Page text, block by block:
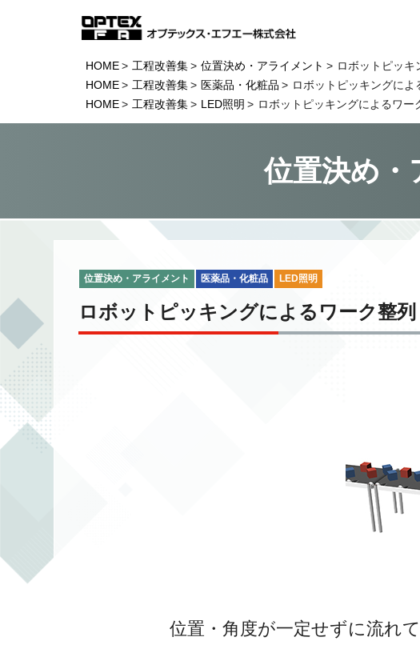
HOME 工程改善集 位置決め・アライメント
ロボットピッキ
HOME
工程改善集 医薬品・化粧品
ロボットピッキングによ
HOME
工程改善集 LED照明 ロボットピッキングによるワー
位置決め・
位置決め・アライメント 医薬品・化粧品 LED照明
ロボットピッキングによるワーク整列
位置・角度が一定せずに流れ